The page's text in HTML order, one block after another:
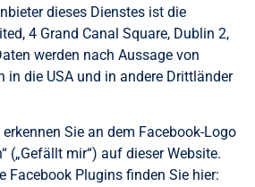
dieses Dienstes ist die
4 Grand Canal Square, Dublin 2,
werden nach Aussage von
in die USA und in andere Drittländer
Sie an dem Facebook-Logo
(„Gefällt mir“) auf dieser Website.
Facebook Plugins finden Sie hier: